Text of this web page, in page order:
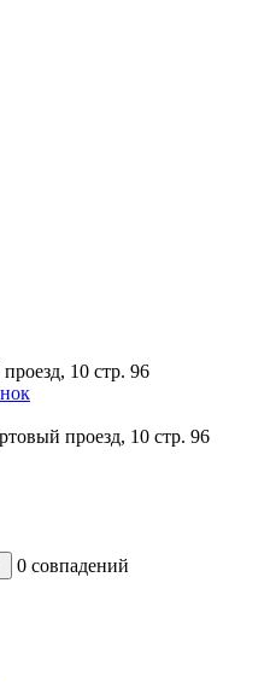
10 стр. 96
проезд, 10 стр. 96
0 совпадений